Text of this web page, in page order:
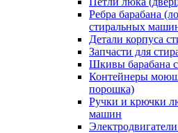
Ребра барабана
стиральных
Детали корпуса
Запчасти для
Шкивы барабана
Контейнеры
порошка)
Ручки и крючки
машин